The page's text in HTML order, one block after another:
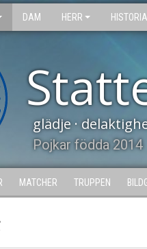
DAM HERR HISTORIA
glädje ·
Pojkar födda 2014
MATCHER TRUPPEN